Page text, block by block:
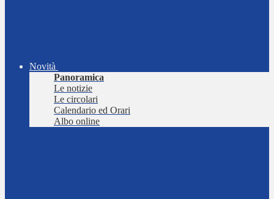
Novità
Panoramica
Le notizie
Le circolari
Calendario ed Orari
Albo online